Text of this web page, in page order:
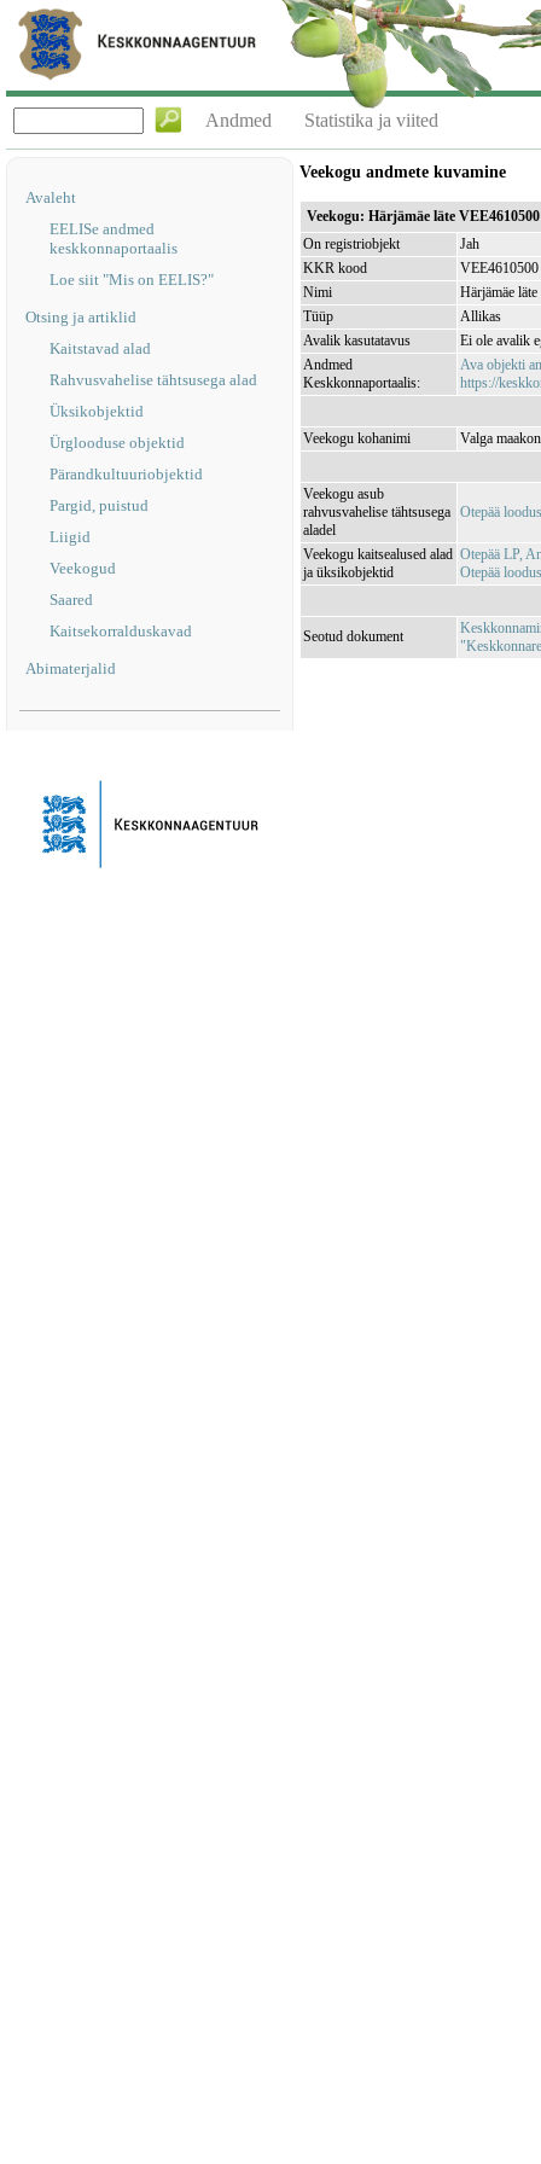
Andmed Statistika ja viited
Avaleht
EELISe andmed
keskkonnaportaalis
Loe siit "Mis on EELIS?"
Otsing ja artiklid
Kaitstavad alad
Rahvusvahelise tähtsusega alad
Üksikobjektid
Ürglooduse objektid
Pärandkultuuriobjektid
Pargid, puistud
Liigid
Veekogud
Saared
Kaitsekorralduskavad
Abimaterjalid
Veekogu andmete kuvamine
Veekogu: Härjämäe läte VEE4610500
On registriobjekt
Jah
KKR kood
VEE4610500
Nimi
Härjämäe läte
Tüüp
Allikas
Avalik kasutatavus
Ei ole avalik
Andmed
Keskkonnaportaalis:
Ava objekti
https://
Veekogu kohanimi Valga
Veekogu asub
rahvusvahelise tähtsusega
aladel
Otepää
Veekogu kaitsealused alad
ja üksikobjektid
Otepää LP,
Otepää
Seotud dokument